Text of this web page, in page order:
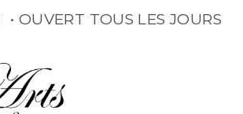
• OUVERT TOUS